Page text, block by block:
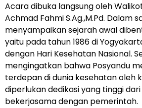
Acara dibuka langsung oleh
Achmad Fahmi S.Ag.,M.Pd. Dalam
menyampaikan sejarah awal
yaitu pada tahun 1986 di
dengan Hari Kesehatan Nasional.
mengingatkan bahwa Posyandu
terdepan di dunia kesehatan oleh
diperlukan dedikasi yang tinggi
bekerjasama dengan pemerintah.